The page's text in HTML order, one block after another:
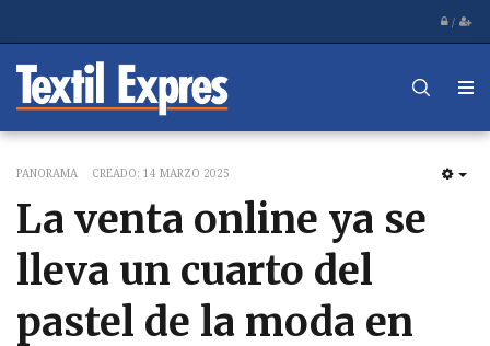
/
PANORAMA CREADO: 14 MARZO 2025
La venta online ya se
lleva un cuarto del
pastel de la moda en